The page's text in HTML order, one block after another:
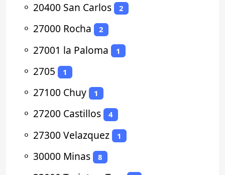
⚬ 20400 San Carlos 2
⚬ 27000 Rocha 2
⚬ 27001 la Paloma 1
⚬ 2705 1
⚬ 27100 Chuy 1
⚬ 27200 Castillos 4
⚬ 27300 Velazquez 1
⚬ 30000 Minas 8